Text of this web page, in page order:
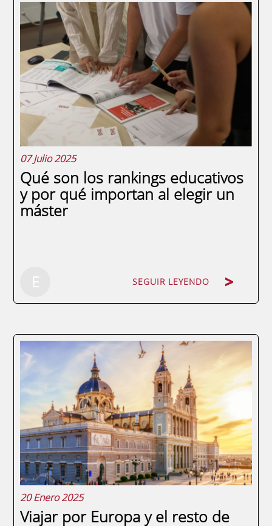
impulsiva. Dedica tiempo a informarte,
compara programas, visita escuelas, habla
con sus responsables académicos, participa
en sesiones informativas y reflexiona sobre
tus objetivos personales y...
07 Julio 2025
Qué son los rankings educativos
y por qué importan al elegir un
máster
E SEGUIR LEYENDO
Elegir un máster es una de las decisiones
más importantes para el desarrollo
profesional de cualquier persona. Por eso,
es fundamental comprender qué son los
rankings educativos, qué aspectos evalúan
realmente y cómo utilizarlos para tomar
una buena...
20 Enero 2025
Viajar por Europa y el resto de